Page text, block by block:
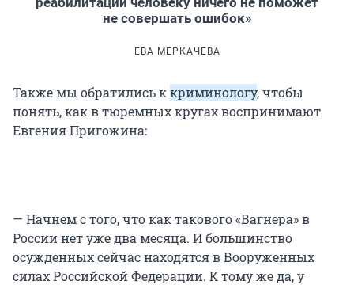
не совершать ошибок»
ЕВА МЕРКАЧЕВА
Также мы обратились ккриминологу, чтобы
понять, как в тюремных кругах воспринимают
Евгения Пригожина:
— Начнем с того, что как такового «Вагнера» в
России нет уже два месяца. И большинство
осужденных сейчас находятся в Вооруженных
силах Российской Федерации. К тому же да, у